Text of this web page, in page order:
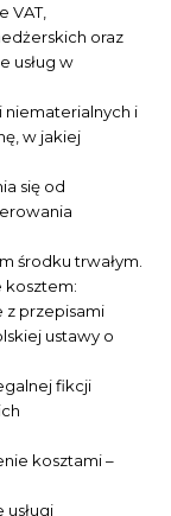
VAT,
oraz
usług w
niematerialnych i
w jakiej
się od
środku trwałym.
kosztem:
z przepisami
ustawy o
fikcji
kosztami –